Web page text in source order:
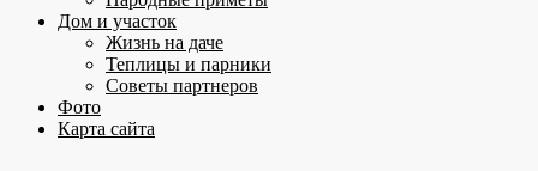
Дом и участок
Жизнь на даче
Теплицы и парники
Советы партнеров
Фото
Карта сайта